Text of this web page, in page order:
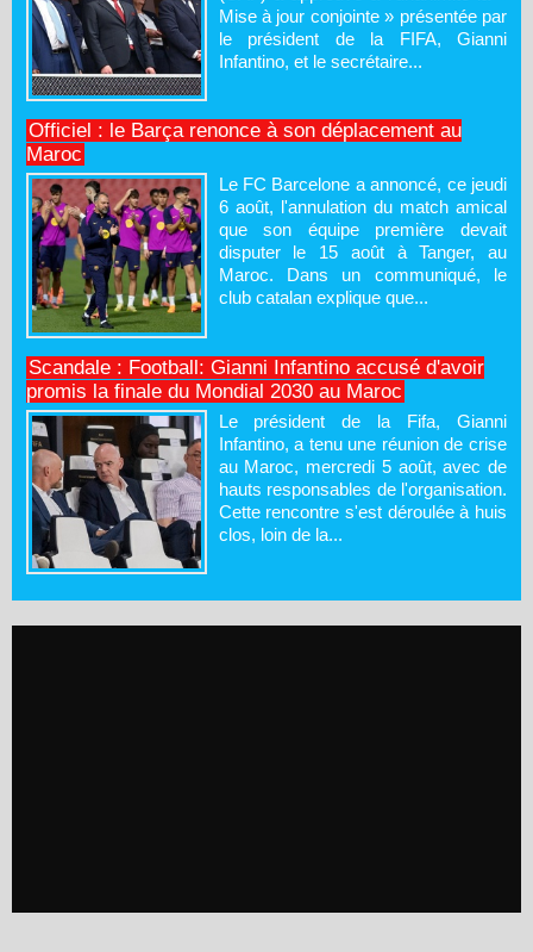
Mise à jour conjointe » présentée par
le président de la FIFA, Gianni
Infantino, et le secrétaire...
Officiel : le Barça renonce à son déplacement au
Maroc
Le FC Barcelone a annoncé, ce jeudi
6 août, l'annulation du match amical
que son équipe première devait
disputer le 15 août à Tanger, au
Maroc. Dans un communiqué, le
club catalan explique que...
Scandale : Football: Gianni Infantino accusé d'avoir
promis la finale du Mondial 2030 au Maroc
Le président de la Fifa, Gianni
Infantino, a tenu une réunion de crise
au Maroc, mercredi 5 août, avec de
hauts responsables de l'organisation.
Cette rencontre s'est déroulée à huis
clos, loin de la...